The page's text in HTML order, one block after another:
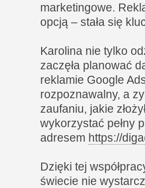
marketingowe.
opcją – stała się
Karolina nie tylko
zaczęła planować
reklamie Google
rozpoznawalny, a
zaufaniu, jakie
wykorzystać pełny
adresem https://
Dzięki tej
świecie nie